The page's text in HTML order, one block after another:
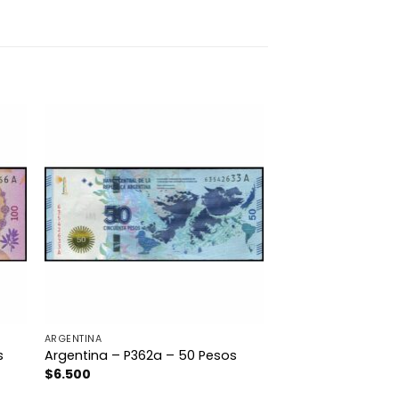
ARGENTINA
Argentina – P362a – 50 Pesos
$6.500